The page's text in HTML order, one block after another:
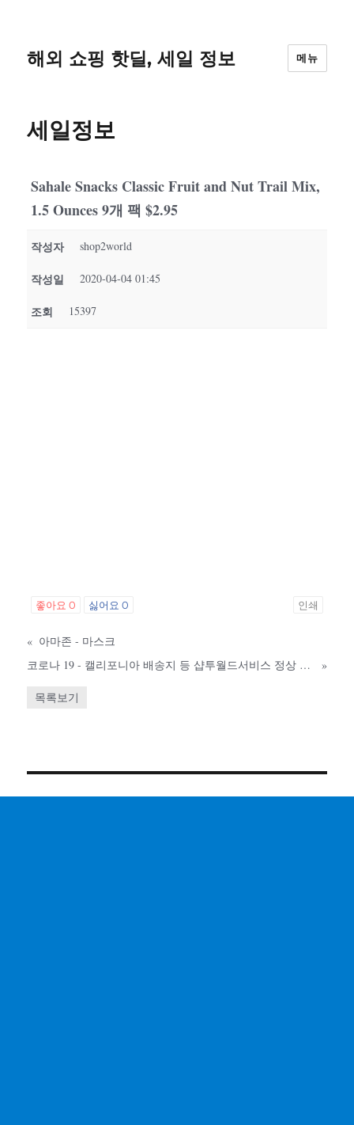
해외 쇼핑 핫딜, 세일 정보 메뉴
세일정보
Sahale Snacks Classic Fruit and Nut Trail Mix,
1.5 Ounces 9개 팩 $2.95
작성자 shop2world
작성일 2020-04-04 01:45
조회 15397
좋아요0 싫어요0 인쇄
« 아마존 - 마스크
코로나 19 - 캘리포니아 배송지 등 샵투월드서비스 정상 운영 중
»
목록보기